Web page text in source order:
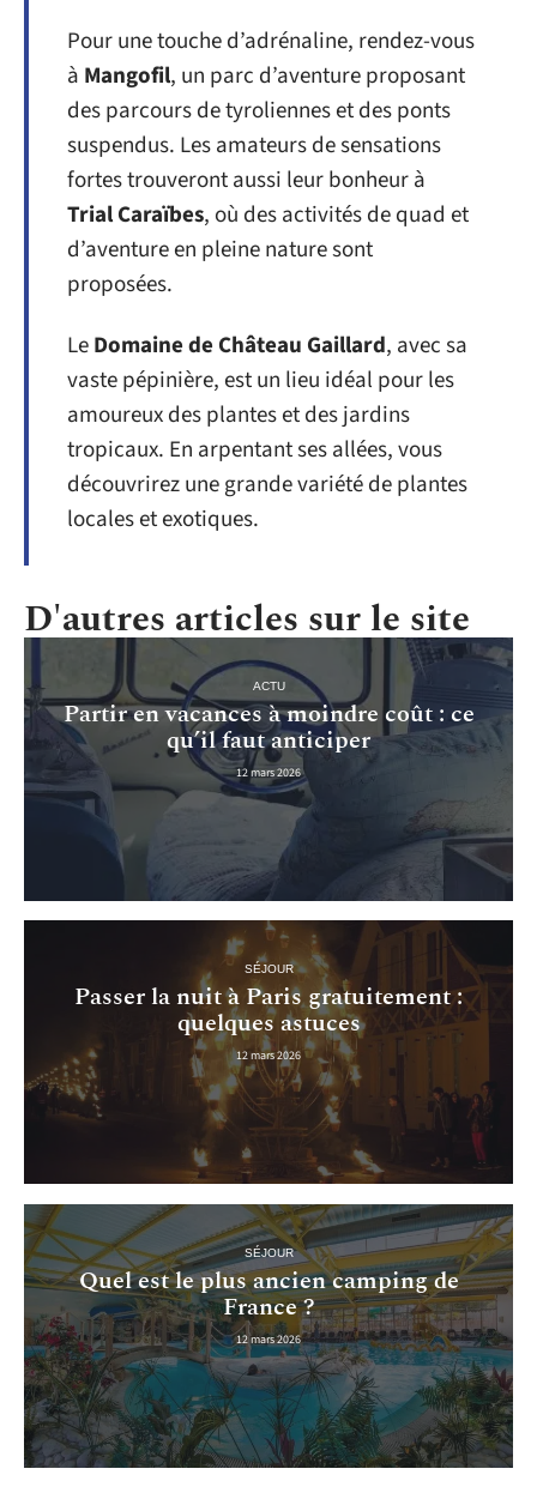
Pour une touche d’adrénaline, rendez-vous
à Mangofil, un parc d’aventure proposant
des parcours de tyroliennes et des ponts
suspendus. Les amateurs de sensations
fortes trouveront aussi leur bonheur à
Trial Caraïbes, où des activités de quad et
d’aventure en pleine nature sont
proposées.
LeDomaine de Château Gaillard, avec sa
vaste pépinière, est un lieu idéal pour les
amoureux des plantes et des jardins
tropicaux. En arpentant ses allées, vous
découvrirez une grande variété de plantes
locales et exotiques.
D'autres articles sur le site
ACTU
Partir en vacances à moindre coût : ce
qu’il faut anticiper
12 mars 2026
SÉJOUR
Passer la nuit à Paris gratuitement :
quelques astuces
12 mars 2026
SÉJOUR
Quel est le plus ancien camping de
France ?
12 mars 2026